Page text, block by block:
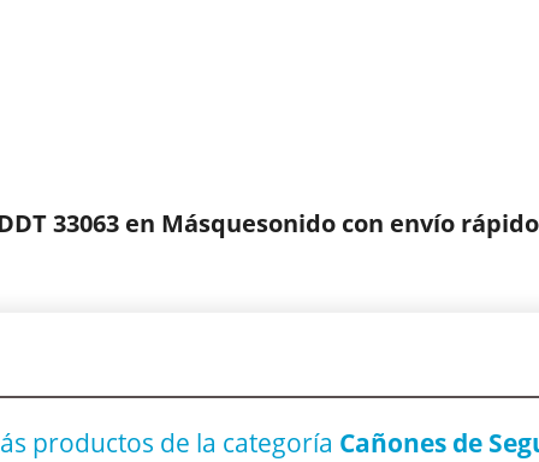
33063 en Másquesonido con envío rápido
productos de la categoría Cañones de